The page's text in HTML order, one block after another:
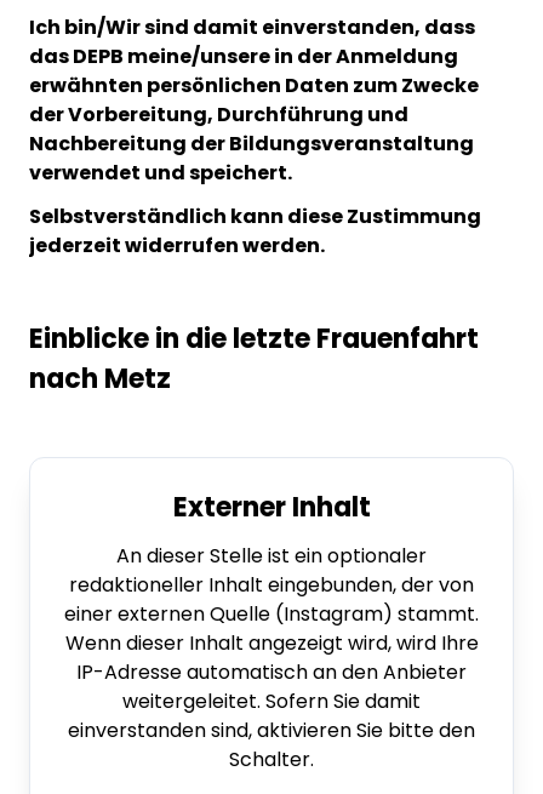
Ich bin/Wir sind damit einverstanden, dass
das DEPB meine/unsere in der Anmeldung
erwähnten persönlichen Daten zum Zwecke
der Vorbereitung, Durchführung und
Nachbereitung der Bildungsveranstaltung
verwendet und speichert.
Selbstverständlich kann diese Zustimmung
jederzeit widerrufen werden.
Einblicke in die letzte Frauenfahrt
nach Metz
Externer Inhalt
An dieser Stelle ist ein optionaler
redaktioneller Inhalt eingebunden, der von
einer externen Quelle (Instagram) stammt.
Wenn dieser Inhalt angezeigt wird, wird Ihre
IP-Adresse automatisch an den Anbieter
weitergeleitet. Sofern Sie damit
einverstanden sind, aktivieren Sie bitte den
Schalter.